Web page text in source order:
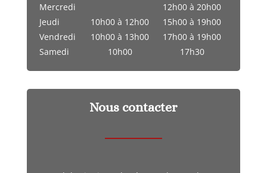
Mercredi
12h00 à 20h00
Jeudi
10h00 à 12h00
15h00 à 19h00
Vendredi
10h00 à 13h00
17h00 à 19h00
Samedi
10h00 17h30
Nous contacter